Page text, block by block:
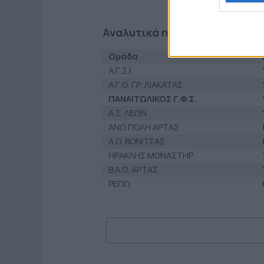
Αναλυτικά η βαθμολογία
Ομάδα
Α.Γ.Σ.Ι.
Α.Γ.Ο. ΓΡ. ΛΙΑΚΑΤΑΣ
ΠΑΝΑΙΤΩΛΙΚΟΣ Γ.Φ.Σ.
Α.Σ. ΛΕΩΝ
ΑΝΩ ΠΟΛΗ ΑΡΤΑΣ
Α.Ο. ΒΟΝΙΤΣΑΣ
ΗΡΑΚΛΗΣ ΜΟΝΑΣΤΗΡ.
Β.Α.Ο. ΑΡΤΑΣ
ΡΕΠΩ